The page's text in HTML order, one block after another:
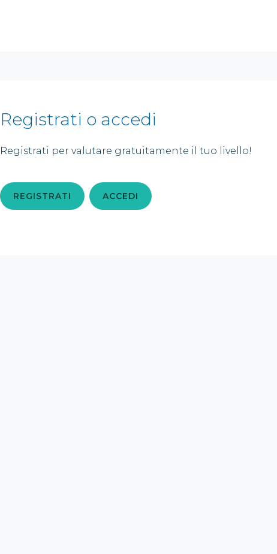
Registrati o accedi
Registrati per valutare gratuitamente il tuo livello!
REGISTRATI ACCEDI